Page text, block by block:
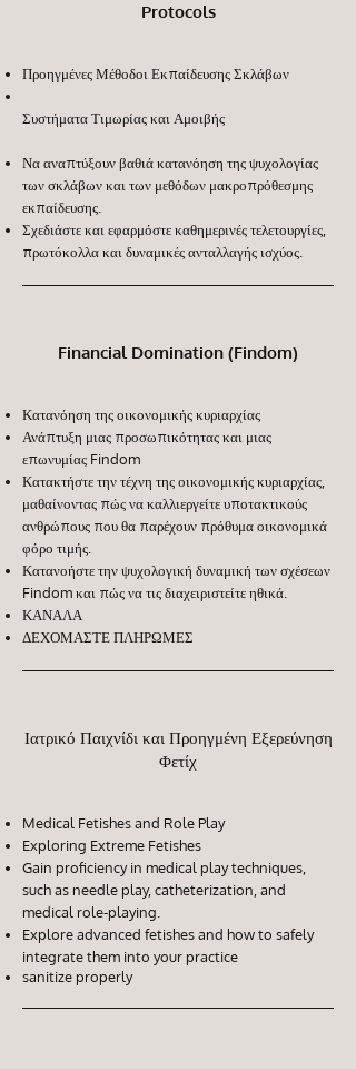
Protocols
Προηγμένες Μέθοδοι Εκπαίδευσης Σκλάβων
Συστήματα Τιμωρίας και Αμοιβής
Να αναπτύξουν βαθιά κατανόηση της ψυχολογίας
των σκλάβων και των μεθόδων μακροπρόθεσμης
εκπαίδευσης.
Σχεδιάστε και εφαρμόστε καθημερινές τελετουργίες,
πρωτόκολλα και δυναμικές ανταλλαγής ισχύος.
Financial Domination (Findom)
Κατανόηση της οικονομικής κυριαρχίας
Ανάπτυξη μιας προσωπικότητας και μιας
επωνυμίας Findom
Κατακτήστε την τέχνη της οικονομικής κυριαρχίας,
μαθαίνοντας πώς να καλλιεργείτε υποτακτικούς
ανθρώπους που θα παρέχουν πρόθυμα οικονομικά
φόρο τιμής.
Κατανοήστε την ψυχολογική δυναμική των σχέσεων
Findom και πώς να τις διαχειριστείτε ηθικά.
ΚΑΝΑΛΑ
ΔΕΧΟΜΑΣΤΕ ΠΛΗΡΩΜΕΣ
Ιατρικό Παιχνίδι και Προηγμένη Εξερεύνηση
Φετίχ
Medical Fetishes and Role Play
Exploring Extreme Fetishes
Gain proficiency in medical play techniques,
such as needle play, catheterization, and
medical role-playing.
Explore advanced fetishes and how to safely
integrate them into your practice
sanitize properly